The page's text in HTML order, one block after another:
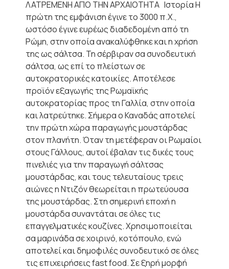
ΛΑΤΡΕΜΕΝΗ ΑΠΟ ΤΗΝ ΑΡΧΑΙΟΤΗΤΑ Ιστορία Η
πρώτη της εμφάνιση έγινε το 3000 π.Χ.,
ωστόσο έγινε ευρέως διαδεδομένη από τη
Ρώμη, στην οποία ανακαλύφθηκε και η χρήση
της ως σάλτσα. Τη σέρβιραν σα συνοδευτική
σάλτσα, ως επί το πλείστων σε
αυτοκρατορικές κατοικίες. Αποτέλεσε
προϊόν εξαγωγής της Ρωμαϊκής
αυτοκρατορίας προς τη Γαλλία, στην οποία
και λατρεύτηκε. Σήμερα ο Καναδάς αποτελεί
την πρώτη χώρα παραγωγής μουστάρδας
στον πλανήτη. Όταν τη μετέφεραν οι Ρωμαίοι
στους Γάλλους, αυτοί έβαλαν τις δικές τους
πινελιές για την παραγωγή σάλτσας
μουστάρδας, και τους τελευταίους τρεις
αιώνες η Ντιζόν θεωρείται η πρωτεύουσα
της μουστάρδας. Στη σημερινή εποχή η
μουστάρδα συναντάται σε όλες τις
επαγγελματικές κουζίνες. Χρησιμοποιείται
σα μαρινάδα σε χοιρινό, κοτόπουλο, ενώ
αποτελεί και δημοφιλές συνοδευτικό σε όλες
τις επιχειρήσεις fast food. Σε ξηρή μορφή